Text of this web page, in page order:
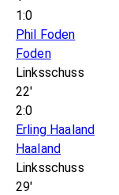
1:0
Phil Foden
Foden
Linksschuss
22'
2:0
Erling Haaland
Haaland
Linksschuss
29'